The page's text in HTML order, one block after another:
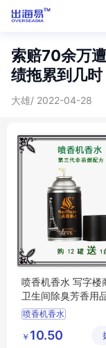
索赔70余万
绩拖累到几时
大雄/ 2022-04-28
喷香机香水 写字楼
卫生间除臭芳香用
新剂茉莉柠檬
喷香机香水
空气清新剂
￥ 10.50